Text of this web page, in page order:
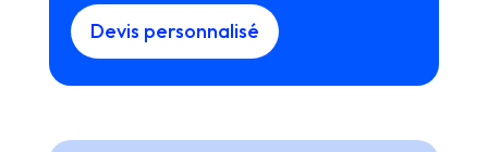
Devis personnalisé